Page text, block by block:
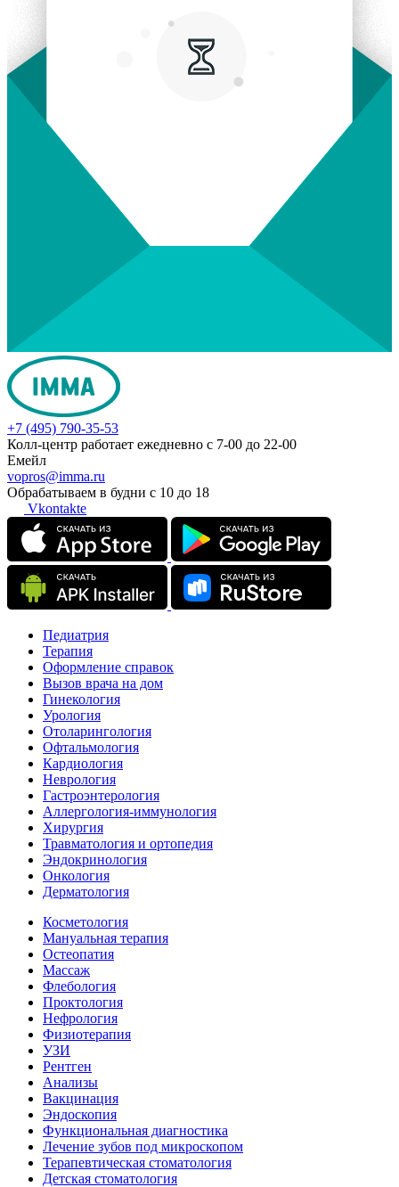
+7 (495) 790-35-53
Колл-центр работает ежедневно с 7-00 до 22-00
Емейл
vopros@imma.ru
Обрабатываем в будни с 10 до 18
Vkontakte
Педиатрия
Терапия
Оформление справок
Вызов врача на дом
Гинекология
Урология
Отоларингология
Офтальмология
Кардиология
Неврология
Гастроэнтерология
Аллергология-иммунология
Хирургия
Травматология и ортопедия
Эндокринология
Онкология
Дерматология
Косметология
Мануальная терапия
Остеопатия
Массаж
Флебология
Проктология
Нефрология
Физиотерапия
УЗИ
Рентген
Анализы
Вакцинация
Эндоскопия
Функциональная диагностика
Лечение зубов под микроскопом
Терапевтическая стоматология
Детская стоматология